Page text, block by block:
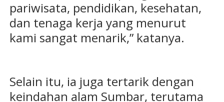
pariwisata, pendidikan, kesehatan,
dan tenaga kerja yang menurut
kami sangat menarik,” katanya.
Selain itu, ia juga tertarik dengan
keindahan alam Sumbar, terutama